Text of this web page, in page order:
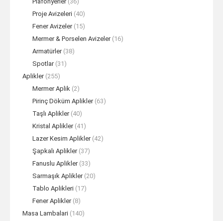
Proje Avizeleri (40)
Fener Avizeler (15)
Mermer & Porselen Avizeler (16)
Armatürler (38)
Spotlar (31)
Aplikler (255)
Mermer Aplik (2)
Pirinç Döküm Aplikler (63)
Taşlı Aplikler (40)
Kristal Aplikler (41)
Lazer Kesim Aplikler (42)
Şapkalı Aplikler (37)
Fanuslu Aplikler (33)
Sarmaşık Aplikler (20)
Tablo Aplikleri (17)
Fener Aplikler (8)
Masa Lambalari (140)